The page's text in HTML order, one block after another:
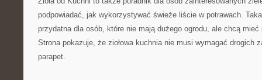
podpowiadać, jak wykorzystywać świeże liście w potrawach.
przydatna dla osób, które nie mają dużego ogrodu, ale chcą
Strona pokazuje, że ziołowa kuchnia nie musi wymagać drogich
parapet.